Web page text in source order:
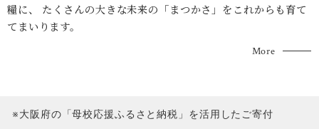
糧に、
たくさんの⼤きな未来の「まつかさ」をこれからも育て
てまいります。
More
※大阪府の「母校応援ふるさと納税」を活用したご寄付